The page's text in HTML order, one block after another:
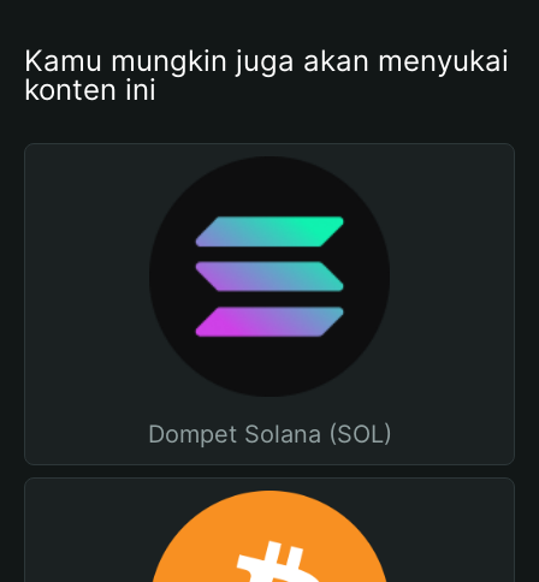
Kamu mungkin juga akan menyukai
konten ini
Dompet Solana (SOL)